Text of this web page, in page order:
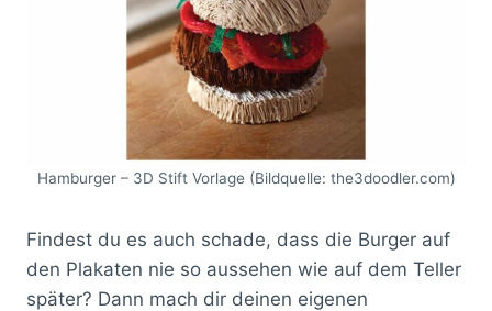
Hamburger – 3D Stift Vorlage (Bildquelle: the3doodler.com)
Findest du es auch schade, dass die Burger auf
den Plakaten nie so aussehen wie auf dem Teller
später? Dann mach dir deinen eigenen